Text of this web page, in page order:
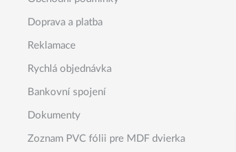
Doprava a platba
Reklamace
Rychlá objednávka
Bankovní spojení
Dokumenty
Zoznam PVC fólii pre MDF dvierka